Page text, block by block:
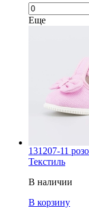
Еще
131207-11
Текстиль
В наличии
В корзину